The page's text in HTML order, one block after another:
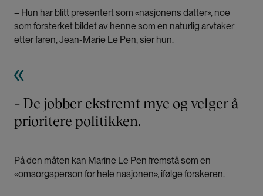
– Hun har blitt presentert som «nasjonens datter», noe
som forsterket bildet av henne som en naturlig arvtaker
etter faren, Jean-Marie Le Pen, sier hun.
– De jobber ekstremt mye og velger å
prioritere politikken.
På den måten kan Marine Le Pen fremstå som en
«omsorgsperson for hele nasjonen», ifølge forskeren.